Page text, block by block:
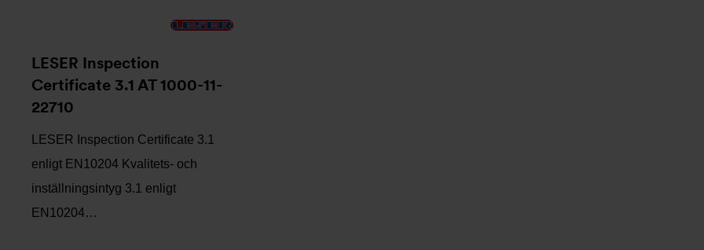
LESER Inspection
Certificate 3.1 AT 1000-11-
22710
LESER Inspection Certificate 3.1
enligt EN10204 Kvalitets- och
inställningsintyg 3.1 enligt
EN10204…